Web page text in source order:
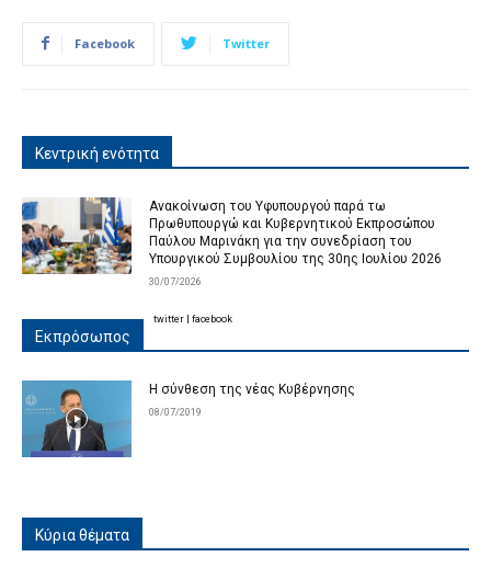
Facebook Twitter
Κεντρική ενότητα
Ανακοίνωση του Υφυπουργού παρά τω
Πρωθυπουργώ και Κυβερνητικού Εκπροσώπου
Παύλου Μαρινάκη για την συνεδρίαση του
Υπουργικού Συμβουλίου της 30ης Ιουλίου 2026
30/07/2026
Εκπρόσωπος
Η σύνθεση της νέας Κυβέρνησης
08/07/2019
twitter facebook
Κύρια θέματα